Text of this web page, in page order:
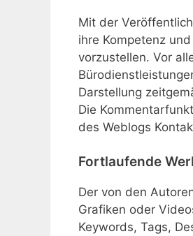
Mit der
ihre Kompetenz
vorzustellen. Vor
Darstellung
Die
des Weblogs
Fortlaufende
Der von den
Grafiken oder
Keywords, Tags,